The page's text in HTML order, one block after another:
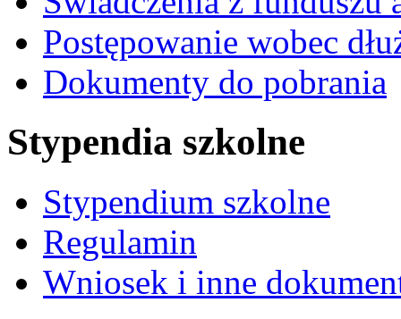
Postępowanie wobec
Dokumenty do pobrania
Stypendia szkolne
Stypendium szkolne
Regulamin
Wniosek i inne